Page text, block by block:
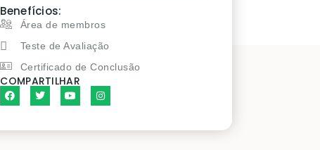
Benefícios:
Área de membros
Teste de Avaliação
Certificado de Conclusão
COMPARTILHAR